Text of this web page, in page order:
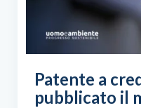
Patente a
pubblicato il